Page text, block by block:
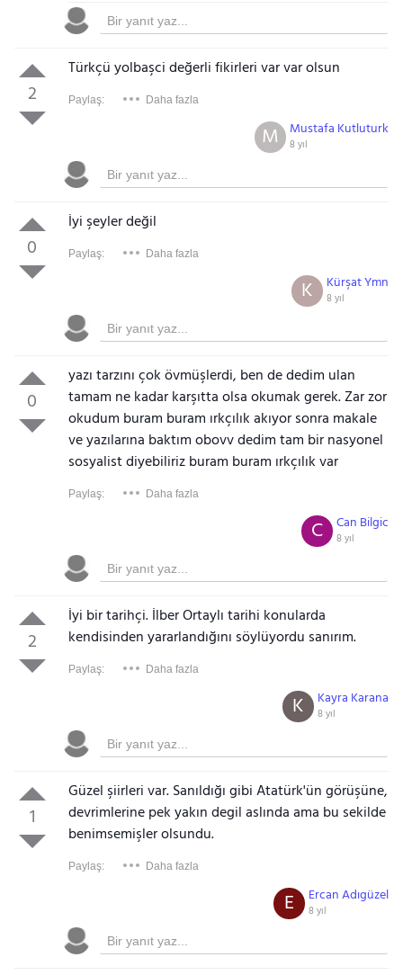
2
Türkçü yolbaşci değerli fikirleri var var olsun
Paylaş: Daha fazla
Mustafa Kutluturk
8 yıl
M
0
İyi şeyler değil
Paylaş: Daha fazla
Kürşat Ymn
8 yıl
K
0
yazı tarzını çok övmüşlerdi, ben de dedim ulan
tamam ne kadar karşıtta olsa okumak gerek. Zar zor
okudum buram buram ırkçılık akıyor sonra makale
ve yazılarına baktım obovv dedim tam bir nasyonel
sosyalist diyebiliriz buram buram ırkçılık var
Paylaş: Daha fazla
Can Bilgic
8 yıl
C
2
İyi bir tarihçi. İlber Ortaylı tarihi konularda
kendisinden yararlandığını söylüyordu sanırım.
Paylaş: Daha fazla
Kayra Karana
8 yıl
K
1
Güzel şiirleri var. Sanıldığı gibi Atatürk'ün görüşüne,
devrimlerine pek yakın degil aslında ama bu sekilde
benimsemişler olsundu.
Paylaş: Daha fazla
Ercan Adıgüzel
8 yıl
E
Gezinti Menüsü